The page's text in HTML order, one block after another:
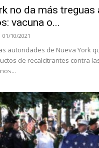
no da más treguas
vacuna o...
01/10/2021
autoridades de Nueva York
de recalcitrantes contra